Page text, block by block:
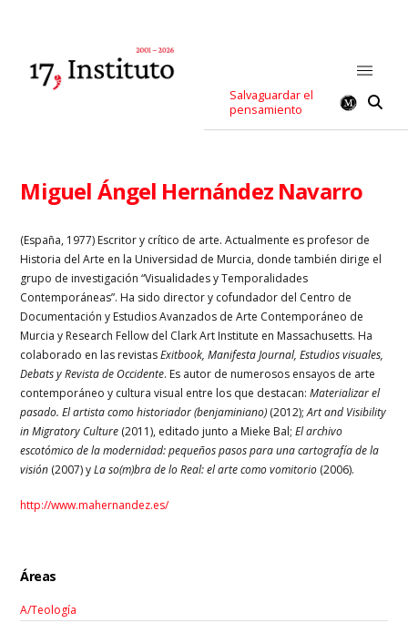
Salvaguardar el
pensamiento
Miguel Ángel Hernández Navarro
(España, 1977) Escritor y crítico de arte. Actualmente es profesor de
Historia del Arte en la Universidad de Murcia, donde también dirige el
grupo de investigación “Visualidades y Temporalidades
Contemporáneas”. Ha sido director y cofundador del Centro de
Documentación y Estudios Avanzados de Arte Contemporáneo de
Murcia y Research Fellow del Clark Art Institute en Massachusetts. Ha
colaborado en las revistasExitbook, Manifesta Journal, Estudios visuales,
Debats y Revista de Occidente. Es autor de numerosos ensayos de arte
contemporáneo y cultura visual entre los que destacan:Materializar el
pasado. El artista como historiador (benjaminiano) (2012);Art and Visibility
in Migratory Culture (2011), editado junto a Mieke Bal;El archivo
escotómico de la modernidad: pequeños pasos para una cartografía de la
visión (2007) yLa so(m)bra de lo Real: el arte como vomitorio (2006).
http://www.mahernandez.es/
Áreas
A/Teología